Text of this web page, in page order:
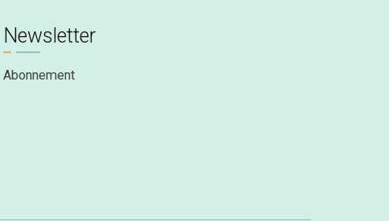
Newsletter
Abonnement